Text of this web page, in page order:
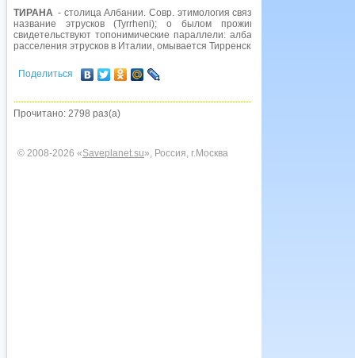
ТИРАНА - столица Албании. Совр. этимология связывает название
название этрусков (Tyrrheni); о былом проживании этрусков на
свидетельствуют топонимические параллели: албанцев к Ю. от
расселения этрусков в Италии, омывается Тирренским морем.
Поделиться
Прочитано: 2798 раз(а)
© 2008-2026 «Saveplanet.su», Россия, г.Москва